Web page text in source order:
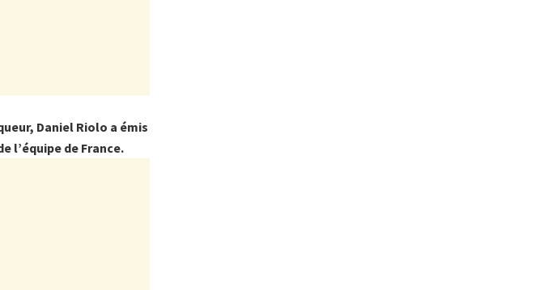
Daniel Riolo a émis
l’équipe de France.